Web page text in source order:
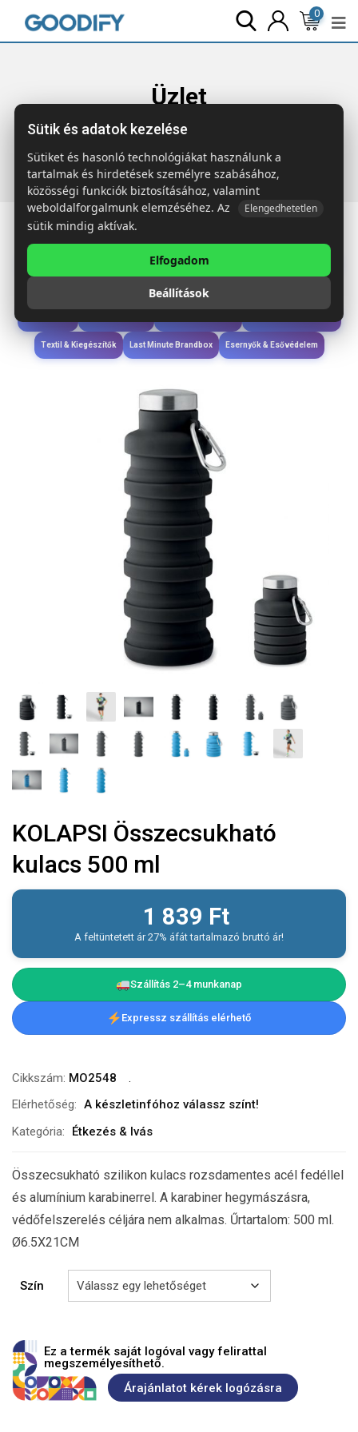
0
Üzlet
Főoldal Termékek Étkezés & Ivás
Összecsukható kulacs 500 ml
Étkezés & Ivás
Wellness & Ápolás
Textil & Kiegészítők Last Minute Brandbox Esernyők & Esővédelem
KOLAPSI Összecsukható
kulacs 500 ml
1 839 Ft
A feltüntetett ár 27% áfát tartalmazó bruttó ár!
Szállítás 2–4 munkanap
Expressz szállítás elérhető
Cikkszám: MO2548
Elérhetőség: A készletinfóhoz válassz színt!
Kategória:
Étkezés & Ivás
Összecsukható szilikon kulacs rozsdamentes acél fedéllel
és alumínium karabinerrel. A karabiner hegymászásra,
védőfelszerelés céljára nem alkalmas. Űrtartalom: 500 ml.
Ø6.5X21CM
Szín
Ez a termék saját logóval vagy felirattal
megszemélyesíthető.
Árajánlatot kérek logózásra
Sütik és adatok kezelése
Sütiket és hasonló technológiákat használunk a
tartalmak és hirdetések személyre szabásához,
közösségi funkciók biztosításához, valamint
weboldalforgalmunk elemzéséhez. Az
Elengedhetetlen
sütik mindig aktívak.
Elfogadom
Beállítások